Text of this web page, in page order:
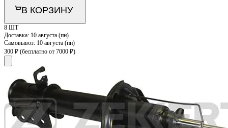
В КОРЗИНУ
8 ШТ
Доставка: 10 августа (пн)
Самовывоз: 10 августа (пн)
300 ₽ (бесплатно от 7000 ₽)